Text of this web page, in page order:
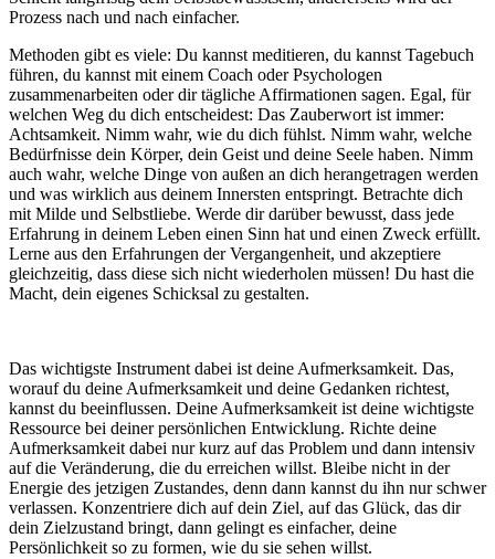
Prozess nach und nach einfacher.
Methoden gibt es viele: Du kannst meditieren, du kannst Tagebuch
führen, du kannst mit einem Coach oder Psychologen
zusammenarbeiten oder dir tägliche Affirmationen sagen. Egal, für
welchen Weg du dich entscheidest: Das Zauberwort ist immer:
Achtsamkeit. Nimm wahr, wie du dich fühlst. Nimm wahr, welche
Bedürfnisse dein Körper, dein Geist und deine Seele haben. Nimm
auch wahr, welche Dinge von außen an dich herangetragen werden
und was wirklich aus deinem Innersten entspringt. Betrachte dich
mit Milde und Selbstliebe. Werde dir darüber bewusst, dass jede
Erfahrung in deinem Leben einen Sinn hat und einen Zweck erfüllt.
Lerne aus den Erfahrungen der Vergangenheit, und akzeptiere
gleichzeitig, dass diese sich nicht wiederholen müssen! Du hast die
Macht, dein eigenes Schicksal zu gestalten.
Das wichtigste Instrument dabei ist deine Aufmerksamkeit. Das,
worauf du deine Aufmerksamkeit und deine Gedanken richtest,
kannst du beeinflussen. Deine Aufmerksamkeit ist deine wichtigste
Ressource bei deiner persönlichen Entwicklung. Richte deine
Aufmerksamkeit dabei nur kurz auf das Problem und dann intensiv
auf die Veränderung, die du erreichen willst. Bleibe nicht in der
Energie des jetzigen Zustandes, denn dann kannst du ihn nur schwer
verlassen. Konzentriere dich auf dein Ziel, auf das Glück, das dir
dein Zielzustand bringt, dann gelingt es einfacher, deine
Persönlichkeit so zu formen, wie du sie sehen willst.